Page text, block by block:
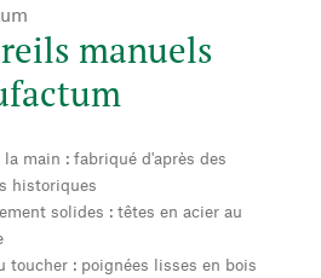
manuels
la main : fabriqué d'après des
historiques
solides : têtes en acier au
toucher : poignées lisses en bois